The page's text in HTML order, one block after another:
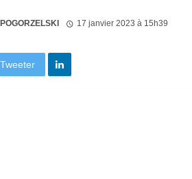
17 janvier 2023 à 15h39
Tweeter